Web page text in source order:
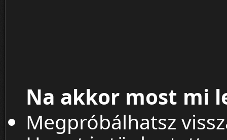
Na akkor most mi
Megpróbálhatsz